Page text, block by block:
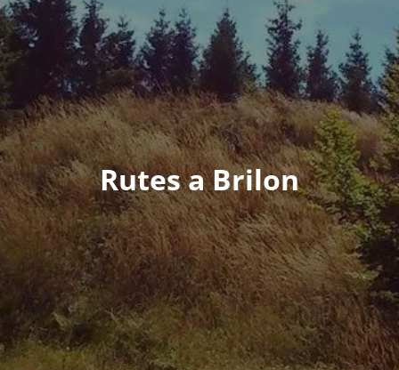
Rutes a Brilon